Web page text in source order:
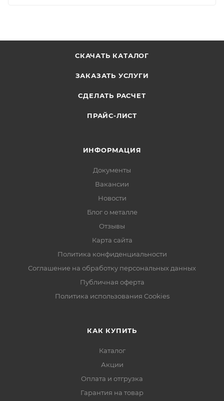
СКАЧАТЬ КАТАЛОГ
ЗАКАЗАТЬ УСЛУГИ
СДЕЛАТЬ РАСЧЕТ
ПРАЙС-ЛИСТ
ИНФОРМАЦИЯ
Документы
Вакансии
Новости
Блог о металле
Отзывы
Карта сайта
Политика конфиденциальности
Соглашение на обработку персональных данных
Публичная оферта
Политика использования Cookies
КАК КУПИТЬ
Каталог
Акции
Оплата и отгрузка
Гарантия на товар